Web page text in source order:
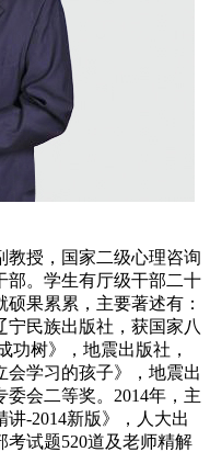
教授，国家二级心理咨询
部。学生有厅级干部二十
果累累，主要著述有：
宁民族出版社，获国家八
功树》，地震出版社，
会学习的孩子》，地震出
会二等奖。2014年，主
-2014新版》，人大出
考试题520道及老师精解